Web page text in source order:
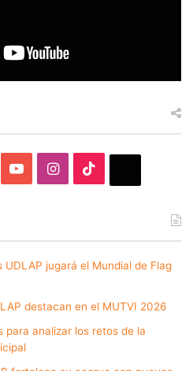
YouTubeInstagram
jugará el Mundial de Flag
destacan en el MUTVI 2026
para analizar los retos de la